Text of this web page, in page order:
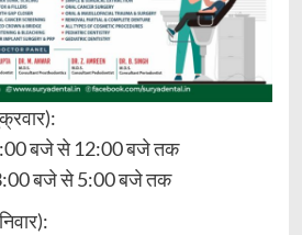
बजे से 12:00 बजे तक
3:00 बजे से 5:00 बजे तक